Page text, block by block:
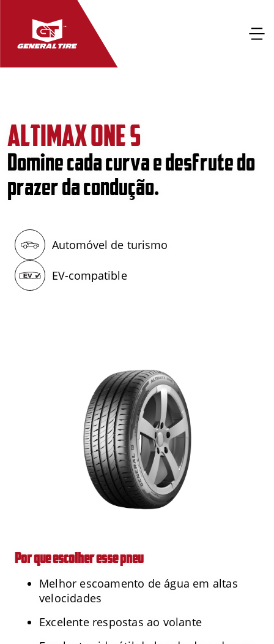
ALTIMAX ONE S
Domine cada curva e desfrute do
prazer da condução.
Automóvel de turismo
EV-compatible
Por que escolher esse pneu
Melhor escoamento de água em altas
velocidades
Excelente respostas ao volante